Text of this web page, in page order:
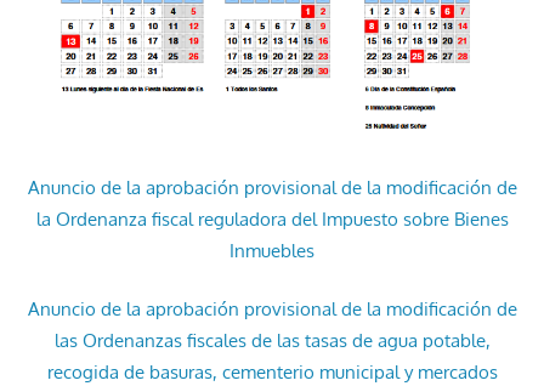
Anuncio de la aprobación provisional de la modificación de
la Ordenanza fiscal reguladora del Impuesto sobre Bienes
Inmuebles
Anuncio de la aprobación provisional de la modificación de
las Ordenanzas fiscales de las tasas de agua potable,
recogida de basuras, cementerio municipal y mercados